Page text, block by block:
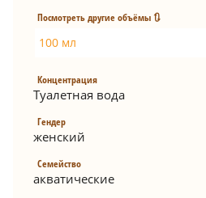
Посмотреть другие объёмы 🔃
100 мл
Концентрация
Туалетная вода
Гендер
женский
Семейство
акватические